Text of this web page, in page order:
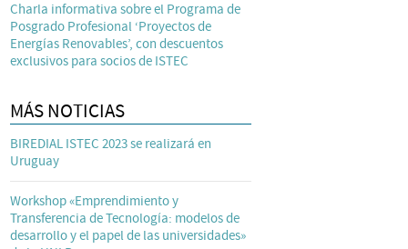
Charla informativa sobre el Programa de
Posgrado Profesional ‘Proyectos de
Energías Renovables’, con descuentos
exclusivos para socios de ISTEC
MÁS NOTICIAS
BIREDIAL ISTEC 2023 se realizará en
Uruguay
Workshop «Emprendimiento y
Transferencia de Tecnología: modelos de
desarrollo y el papel de las universidades»